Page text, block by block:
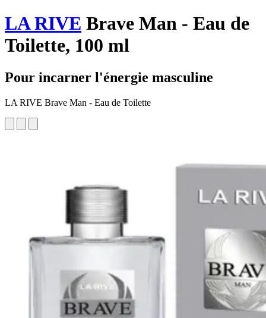
LA RIVE Brave Man - Eau de
Toilette, 100 ml
Pour incarner l'énergie masculine
LA RIVE Brave Man - Eau de Toilette